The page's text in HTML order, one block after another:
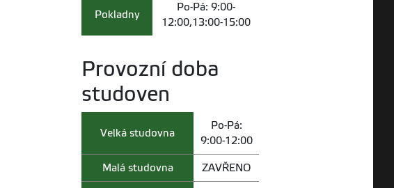
Pokladny
Po-Pá: 9:00-
12:00,13:00-15:00
Provozní doba
studoven
Velká studovna
Po-Pá:
9:00-12:00
Malá studovna ZAVŘENO